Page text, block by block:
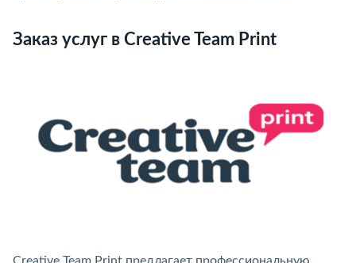
Заказ услуг в Creative Team Print